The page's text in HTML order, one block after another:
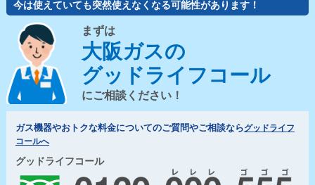
今は使えていても突然使えなくなる可能性があります！
まずは
大阪ガスの
グッドライフコール
にご相談ください！
ガス機器やおトクな料金についてのご質問やご相談ならグッドライフ
コールへ
グッドライフコール